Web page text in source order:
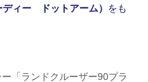
ィー ドットアーム） をも
「ランドクルーザー90プラ